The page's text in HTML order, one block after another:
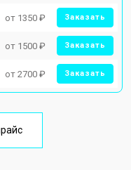
от 1350 ₽ Заказать
от 1500 ₽ Заказать
от 2700 ₽ Заказать